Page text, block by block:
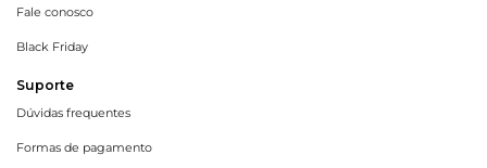
Fale conosco
Black Friday
Suporte
Dúvidas frequentes
Formas de pagamento